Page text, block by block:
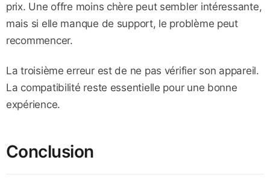
prix. Une offre moins chère peut sembler intéressante,
mais si elle manque de support, le problème peut
recommencer.
La troisième erreur est de ne pas vérifier son appareil.
La compatibilité reste essentielle pour une bonne
expérience.
Conclusion